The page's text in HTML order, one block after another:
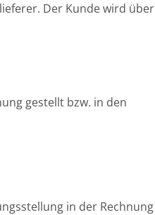
Der Kunde wird über
gestellt bzw. in den
in der Rechnung